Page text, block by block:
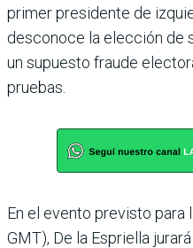
primer presidente de
desconoce la elección de
un supuesto fraude
pruebas.
En el evento previsto
GMT), De la Espriella